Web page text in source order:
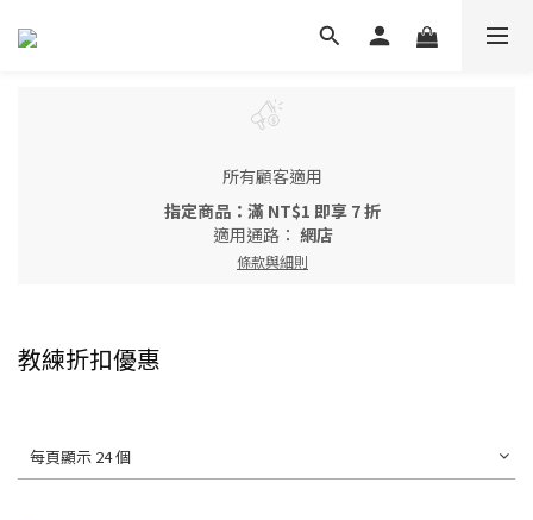
所有顧客適用
指定商品：滿 NT$1 即享 7 折
適用通路： 網店
條款與細則
教練折扣優惠
每頁顯示 24 個